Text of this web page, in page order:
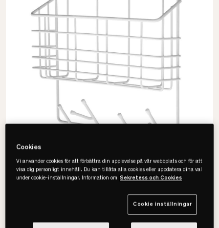
Maze
Cookies
Vi använder cookies för att förbättra din upplevelse på vår webbplats och för att
visa dig personligt innehåll. Du kan tillåta alla cookies eller uppdatera dina val
under cookie-inställningar. Information om Sekretess och Cookies
Cookie inställningar